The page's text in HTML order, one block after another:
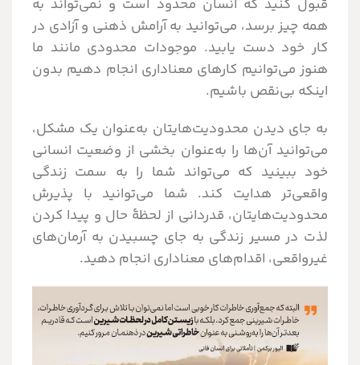
قبول کنید که انسان محدود است و نمی‌تواند به
همه چیز برسد، می‌توانید به آرامش ذهنی و آزادی در
کار خود دست یابید. موجودات محدودی مانند ما
هنوز می‌توانیم کارهای معناداری انجام دهیم بدون
اینکه بی‌نقص باشیم.
به جای دیدن محدودیت‌هایتان به‌عنوان یک مشکل،
می‌توانید آن‌ها را به‌عنوان بخشی از وضعیت انسانی
خود ببینید که می‌تواند شما را به سمت زندگی
واقعی‌تر هدایت کند. شما می‌توانید با پذیرش
محدودیت‌هایتان، قدردانی از لحظۀ حال و پیدا کردن
لذت در مسیر زندگی به جای چسبیدن به آرمان‌های
غیرواقعی، اقدام‌های معناداری انجام دهید.